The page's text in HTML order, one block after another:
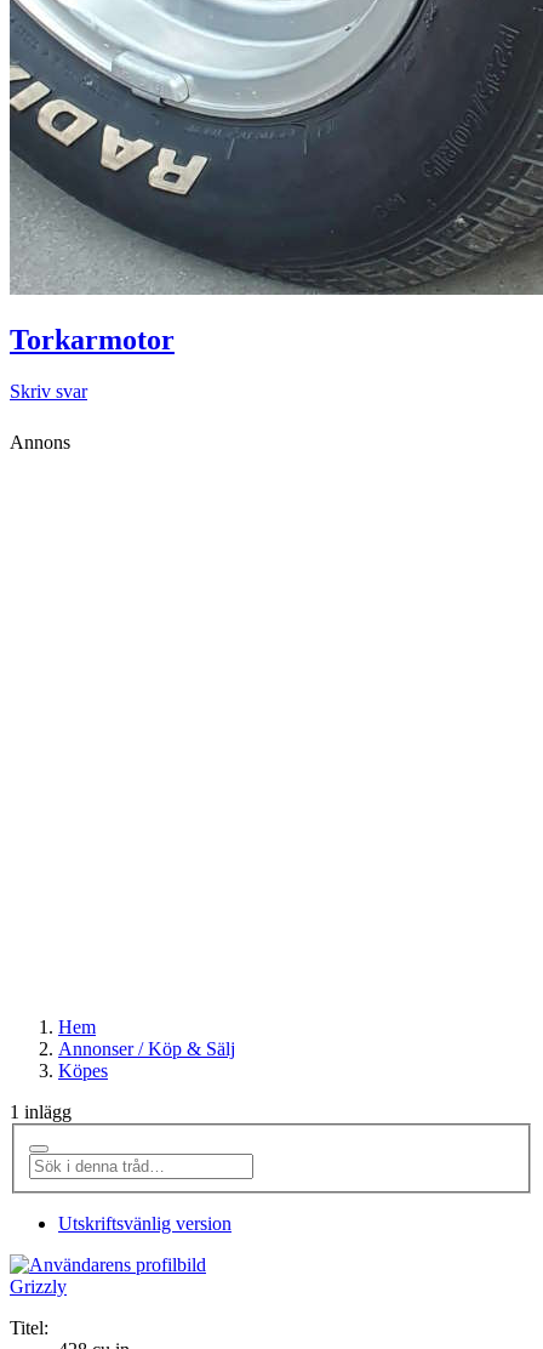
Torkarmotor
Skriv svar
Annons
Hem
Annonser / Köp & Sälj
Köpes
1 inlägg
Utskriftsvänlig version
Grizzly
Titel: